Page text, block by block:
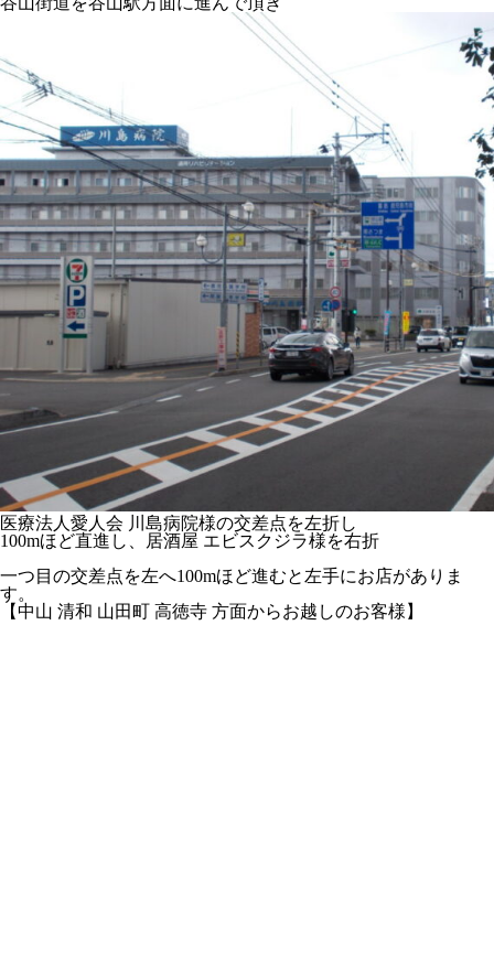
医療法人愛人会 川島病院様の交差点を左折し
100mほど直進 し、
居酒屋 エビスクジラ様を右折
一つ目の交差点を左へ100mほど進むと左手にお店がありま
す。
【中山 清和 山田町 高徳寺 方面からお越しのお客様】